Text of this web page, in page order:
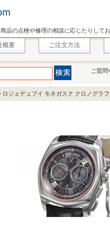
品の点検や修理の相談に応じたりして
概要 ご注文方法
ご質問
ロジェデュブイ モネガスク クロノグラ